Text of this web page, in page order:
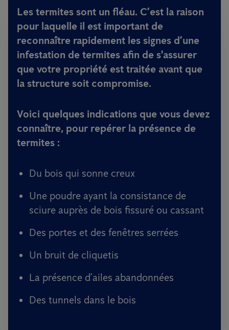
Les termites sont un fléau. C’est la raison
pour laquelle il est important de
reconnaître rapidement les signes d’une
infestation de termites afin de s'assurer
que votre propriété est traitée avant que
la structure soit compromise.
Voici quelques indications que vous devez
connaître, pour repérer la présence de
termites :
Du bois qui sonne creux
Une poudre ayant la consistance de
sciure auprès de bois fissuré ou cassant
Des portes et des fenêtres serrées
Un bruit de cliquetis
La présence d’ailes abandonnées
Des tunnels dans le bois